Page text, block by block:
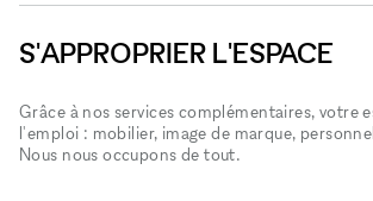
S'APPROPRIER L'ESPACE
Grâce à nos services complémentaires, votre
l'emploi : mobilier, image de marque,
Nous nous occupons de tout.